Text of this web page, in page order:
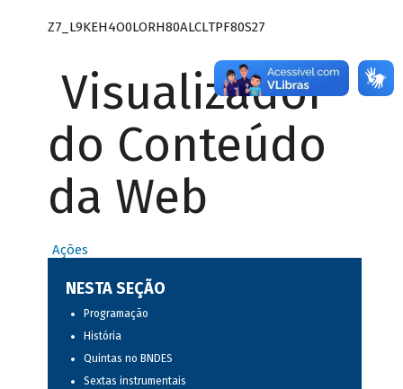
Z7_L9KEH4O0LORH80ALCLTPF80S27
Visualizador
do Conteúdo
da Web
Ações
NESTA SEÇÃO
Programação
História
Quintas no BNDES
Sextas instrumentais